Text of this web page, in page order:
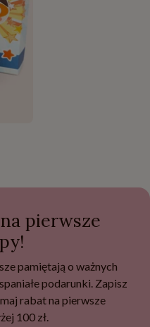
pierwsze
pamiętają o ważnych
podarunki. Zapisz
rabat na pierwsze
100 zł.